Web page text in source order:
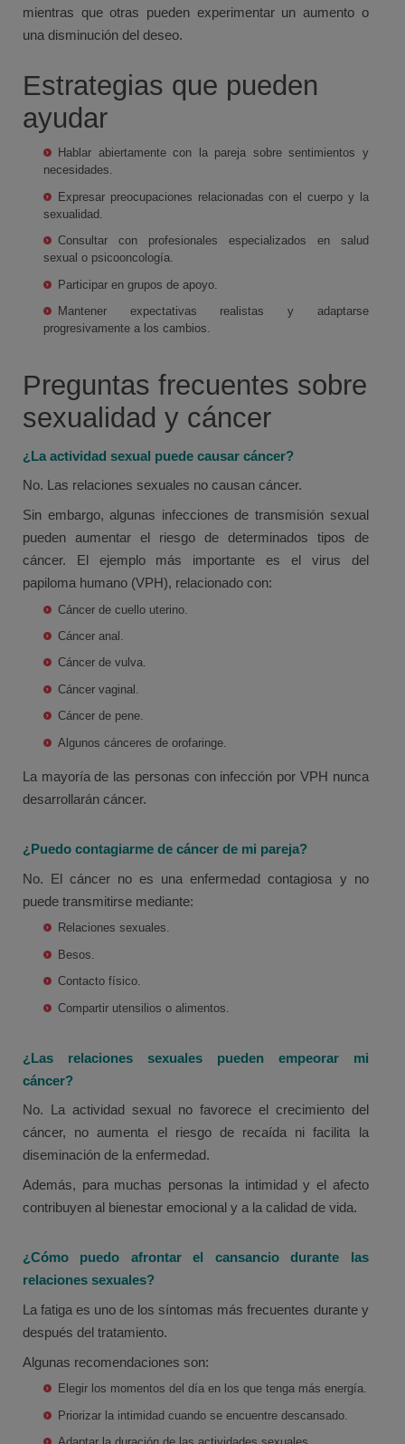
mientras que otras pueden experimentar un aumento o
una disminución del deseo.
Estrategias que pueden
ayudar
Hablar abiertamente con la pareja sobre sentimientos y
necesidades.
Expresar preocupaciones relacionadas con el cuerpo y la
sexualidad.
Consultar con profesionales especializados en salud
sexual o psicooncología.
Participar en grupos de apoyo.
Mantener expectativas realistas y adaptarse
progresivamente a los cambios.
Preguntas frecuentes sobre
sexualidad y cáncer
¿La actividad sexual puede causar cáncer?
No. Las relaciones sexuales no causan cáncer.
Sin embargo, algunas infecciones de transmisión sexual
pueden aumentar el riesgo de determinados tipos de
cáncer. El ejemplo más importante es el virus del
papiloma humano (VPH), relacionado con:
Cáncer de cuello uterino.
Cáncer anal.
Cáncer de vulva.
Cáncer vaginal.
Cáncer de pene.
Algunos cánceres de orofaringe.
La mayoría de las personas con infección por VPH nunca
desarrollarán cáncer.
¿Puedo contagiarme de cáncer de mi pareja?
No. El cáncer no es una enfermedad contagiosa y no
puede transmitirse mediante:
Relaciones sexuales.
Besos.
Contacto físico.
Compartir utensilios o alimentos.
¿Las relaciones sexuales pueden empeorar mi
cáncer?
No. La actividad sexual no favorece el crecimiento del
cáncer, no aumenta el riesgo de recaída ni facilita la
diseminación de la enfermedad.
Además, para muchas personas la intimidad y el afecto
contribuyen al bienestar emocional y a la calidad de vida.
¿Cómo puedo afrontar el cansancio durante las
relaciones sexuales?
La fatiga es uno de los síntomas más frecuentes durante y
después del tratamiento.
Algunas recomendaciones son:
Elegir los momentos del día en los que tenga más energía.
Priorizar la intimidad cuando se encuentre descansado.